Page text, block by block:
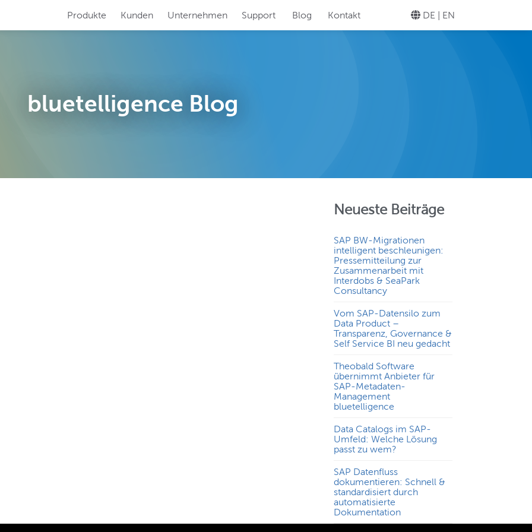
Produkte Kunden Unternehmen Support Blog Kontakt DE | EN
BOOSTER
Sie Ihre
TRANSLATION STEWARD
Übersetzen Sie mühelos Ihr
bluetelligence Blog
Neueste Beiträge
SAP BW-Migrationen
intelligent beschleunigen:
Pressemitteilung zur
Zusammenarbeit mit
Interdobs & SeaPark
Consultancy
Vom SAP-Datensilo zum
Data Product –
Transparenz, Governance &
Self Service BI neu gedacht
Theobald Software
übernimmt Anbieter für
SAP-Metadaten-
Management
bluetelligence
Data Catalogs im SAP-
Umfeld: Welche Lösung
passt zu wem?
SAP Datenfluss
dokumentieren: Schnell &
standardisiert durch
automatisierte
Dokumentation